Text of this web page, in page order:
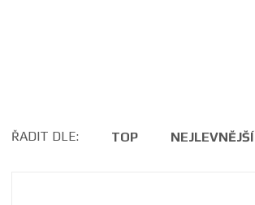
ŘADIT DLE: TOP NEJLEVNĚJŠÍ